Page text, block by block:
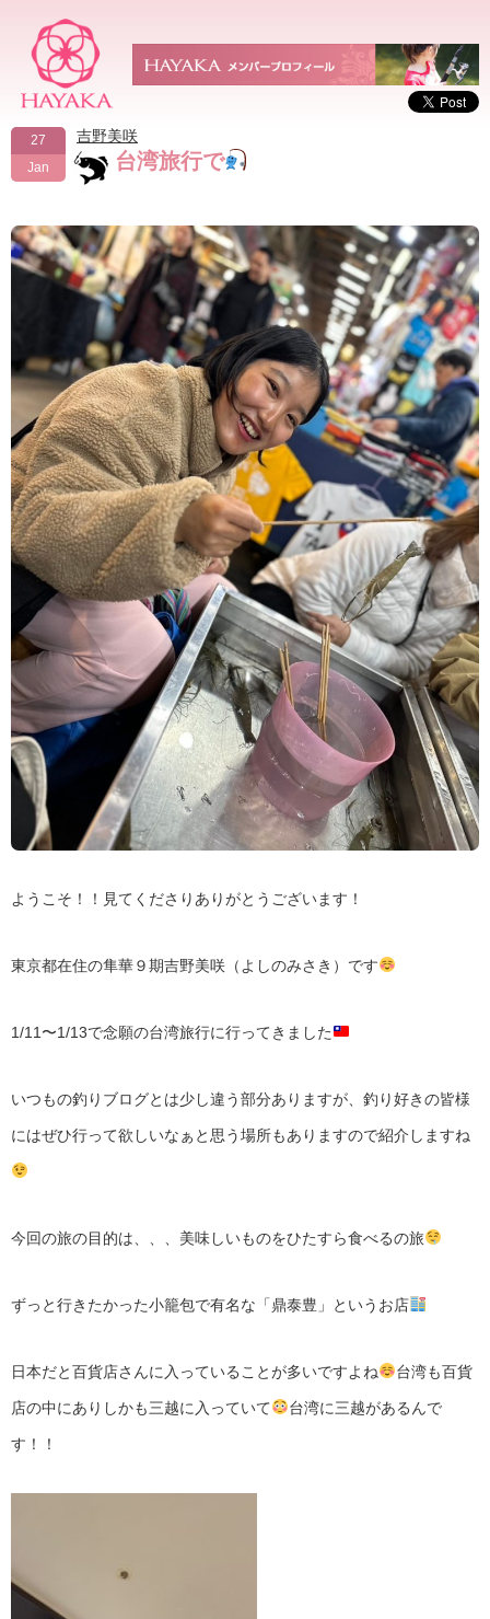
27
Jan
吉野美咲
台湾旅行で
ようこそ！！見てくださりありがとうございます！
東京都在住の隼華９期吉野美咲（よしのみさき）です
1/11〜1/13で念願の台湾旅行に行ってきました
いつもの釣りブログとは少し違う部分ありますが、釣り好きの皆様
にはぜひ行って欲しいなぁと思う場所もありますので紹介しますね
今回の旅の目的は、、、美味しいものをひたすら食べるの旅
ずっと行きたかった小籠包で有名な「鼎泰豊」というお店
日本だと百貨店さんに入っていることが多いですよね 台湾も百貨
店の中にありしかも三越に入っていて 台湾に三越があるんで
す！！